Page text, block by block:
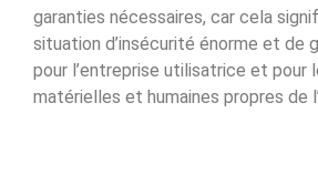
garanties nécessaires, car cela
situation d’insécurité énorme et de
pour l’entreprise utilisatrice et pour
matérielles et humaines propres de